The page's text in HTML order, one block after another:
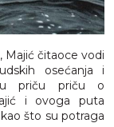
čitaoce vodi
osećanja i
priču priču o
i ovoga puta
što su potraga